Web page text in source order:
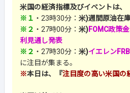
米国の経済指標及びイベントは、
※１ ・23時30分： 米)週間原油在
※２ ・27時00分： 米)FOMC政策
利見通し発表
※２ ・27時30分： 米)イエレン
に注目が集まる。
※本日は、『注目度の高い米国の